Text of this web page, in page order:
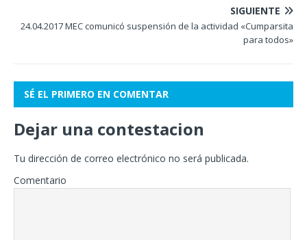
SIGUIENTE
24.04.2017 MEC comunicó suspensión de la actividad «Cumparsita
para todos»
SÉ EL PRIMERO EN COMENTAR
Dejar una contestacion
Tu dirección de correo electrónico no será publicada.
Comentario